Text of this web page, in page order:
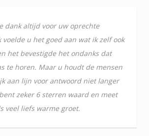
dank altijd voor uw oprechte
voelde u het goed aan wat ik zelf ook
het bevestigde het ondanks dat
te horen. Maar u houdt de mensen
aan lijn voor antwoord niet langer
zeker 6 sterren waard en meet
veel liefs warme groet.